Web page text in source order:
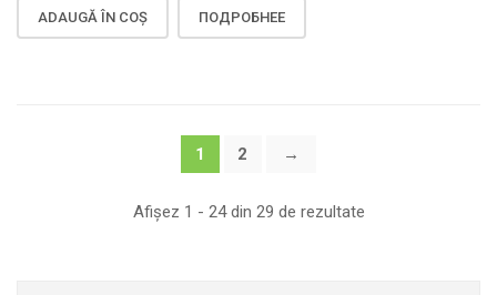
ADAUGĂ ÎN COȘ ПОДРОБНЕЕ
1 2 →
Afișez 1 - 24 din 29 de rezultate